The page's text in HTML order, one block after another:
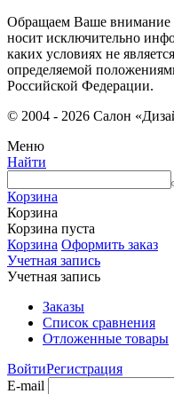
Обращаем Ваше внимание
носит исключительно
каких условиях не
определяемой
Российской Федерации.
© 2004 - 2026 Салон
Меню
Найти
Корзина
Корзина
Корзина пуста
Корзина Оформить заказ
Учетная запись
Учетная запись
Заказы
Список сравнения
Отложенные товары
ВойтиРегистрация
E-mail